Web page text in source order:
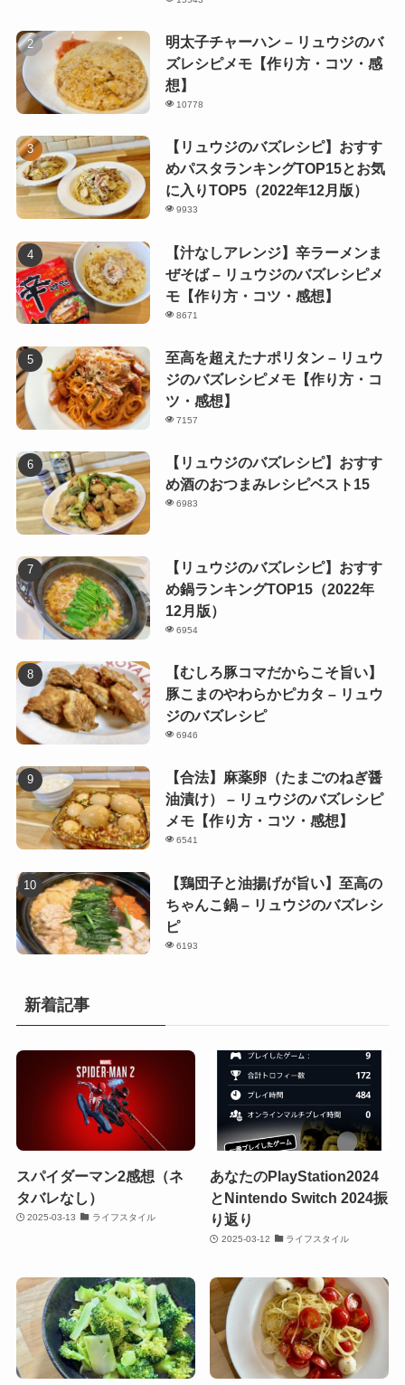
明太子チャーハン – リュウジのバ
ズレシピメモ【作り方・コツ・感
想】
10778
【リュウジのバズレシピ】おすす
めパスタランキングTOP15とお気
に入りTOP5（2022年12月版）
9933
【汁なしアレンジ】辛ラーメンま
ぜそば – リュウジのバズレシピメ
モ【作り方・コツ・感想】
8671
至高を超えたナポリタン – リュウ
ジのバズレシピメモ【作り方・コ
ツ・感想】
7157
【リュウジのバズレシピ】おすす
め酒のおつまみレシピベスト15
6983
【リュウジのバズレシピ】おすす
め鍋ランキングTOP15（2022年
12月版）
6954
【むしろ豚コマだからこそ旨い】
豚こまのやわらかピカタ – リュウ
ジのバズレシピ
6946
【合法】麻薬卵（たまごのねぎ醤
油漬け） – リュウジのバズレシピ
メモ【作り方・コツ・感想】
6541
【鶏団子と油揚げが旨い】至高の
ちゃんこ鍋 – リュウジのバズレシ
ピ
6193
新着記事
スパイダーマン2感想（ネ
タバレなし）
2025-03-13 ライフスタイル
あなたのPlayStation2024
とNintendo Switch 2024振
り返り
2025-03-12 ライフスタイル